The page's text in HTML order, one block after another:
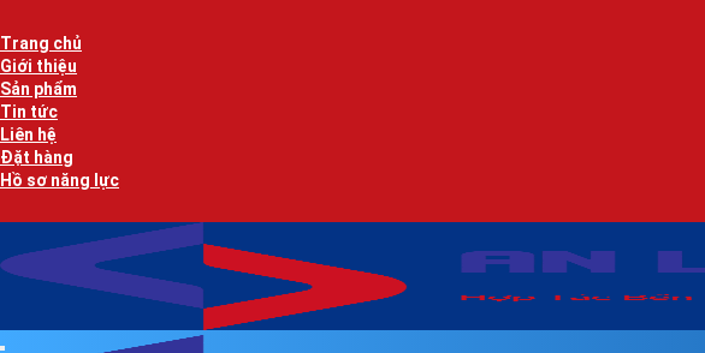
qua
nội
dung
Trang chủ
Giới thiệu
Sản phẩm
Tin tức
Liên hệ
Đặt hàng
Hồ sơ năng lực